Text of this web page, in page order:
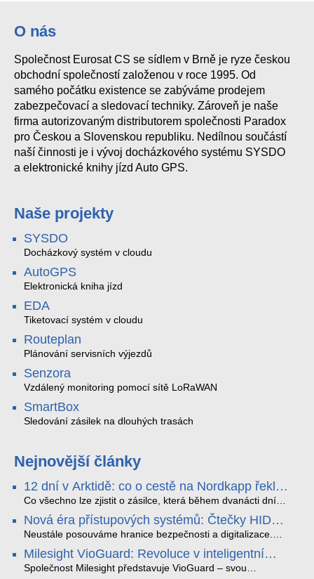
O nás
Společnost Eurosat CS se sídlem v Brně je ryze českou
obchodní společností založenou v roce 1995. Od
samého počátku existence se zabýváme prodejem
zabezpečovací a sledovací techniky. Zároveň je naše
firma autorizovaným distributorem společnosti Paradox
pro Českou a Slovenskou republiku. Nedílnou součástí
naší činnosti je i vývoj docházkového systému SYSDO
a elektronické knihy jízd Auto GPS.
Naše projekty
SYSDO
Docházkový systém v cloudu
AutoGPS
Elektronická kniha jízd
EDA
Tiketovací systém v cloudu
Routeplan
Plánování servisních výjezdů
Senzora
Vzdálený monitoring pomocí sítě LoRaWAN
SmartBox
Sledování zásilek na dlouhých trasách
Nejnovější články
12 dní v Arktidě: co o cestě na Nordkapp řekla
data ze SMARTBOX 2 MAX
Co všechno lze zjistit o zásilce, která během dvanácti dní
projede Arktidou? SMARTBOX 2 MAX jsme vzali na trasu z
Tromsø přes Lofoty, Kirunu a finské Laponsko až na
Nordkapp. Bez jediného dobití, v mrazu až −13 °C a mimo
otřesy i náklon. Výsledkem není jen čára na mapě, ale
podrobný datový příběh celé cesty.
Nová éra přístupových systémů: Čtečky HID
Signo
Neustále posouváme hranice bezpečnosti a digitalizace.
v oblasti kontroly přístupu – moderní a vysoce univerzální
čtečky HID Signo.
Milesight VioGuard: Revoluce v inteligentní
detekci dopravních přestupků
Společnost Milesight představuje VioGuard – svou